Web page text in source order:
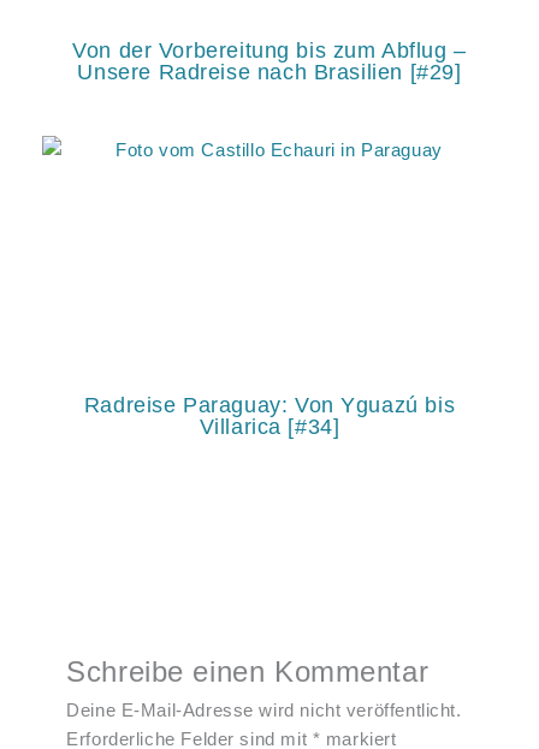
Von der Vorbereitung bis zum Abflug –
Unsere Radreise nach Brasilien [#29]
Radreise Paraguay: Von Yguazú bis
Villarica [#34]
Schreibe einen Kommentar
Deine E-Mail-Adresse wird nicht veröffentlicht.
Erforderliche Felder sind mit * markiert